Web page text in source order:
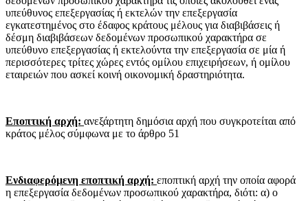
υπεύθυνος επεξεργασίας ή εκτελών την επεξεργασία
εγκατεστημένος στο έδαφος κράτους μέλους για διαβιβάσεις ή
δέσμη διαβιβάσεων δεδομένων προσωπικού χαρακτήρα σε
υπεύθυνο επεξεργασίας ή εκτελούντα την επεξεργασία σε μία ή
περισσότερες τρίτες χώρες εντός ομίλου επιχειρήσεων, ή ομίλου
εταιρειών που ασκεί κοινή οικονομική δραστηριότητα.
Εποπτική αρχή: ανεξάρτητη δημόσια αρχή που συγκροτείται από
κράτος μέλος σύμφωνα με το άρθρο 51
Ενδιαφερόμενη εποπτική αρχή: εποπτική αρχή την οποία αφορά
η επεξεργασία δεδομένων προσωπικού χαρακτήρα, διότι: α) ο